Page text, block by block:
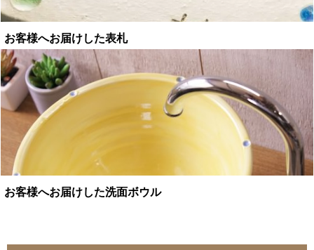
お客様へお届けした表札
お客様へお届けした洗面ボウル